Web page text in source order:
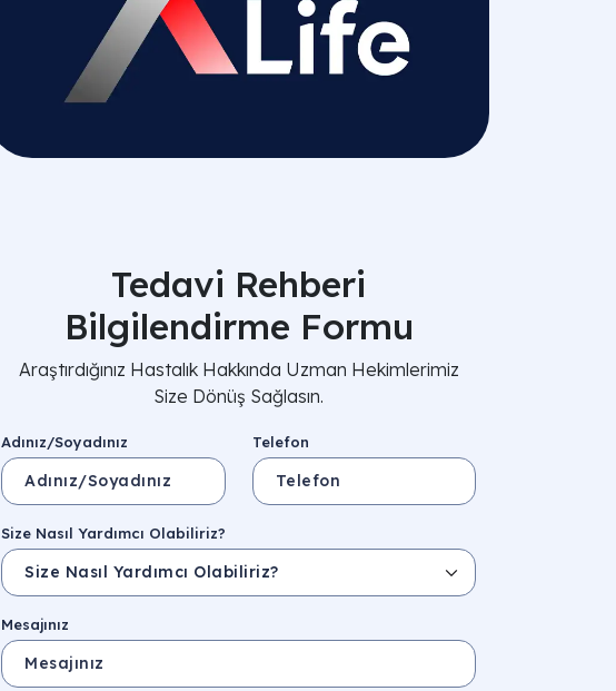
Tedavi Rehberi
Bilgilendirme Formu
Araştırdığınız Hastalık Hakkında Uzman Hekimlerimiz
Size Dönüş Sağlasın.
Adınız/Soyadınız Telefon
Size Nasıl Yardımcı Olabiliriz?
Mesajınız